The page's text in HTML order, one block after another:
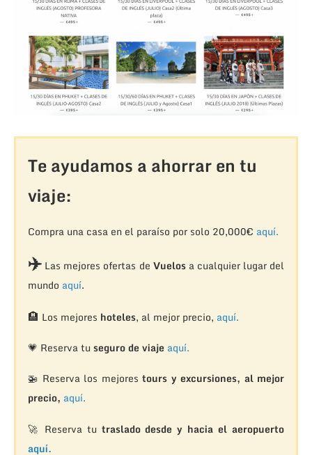
Te ayudamos a ahorrar en tu
viaje:
Compra una casa en el paraíso por solo 20,000€ aquí.
✈️Las mejores ofertas de Vuelosa cualquier lugar del
mundo aquí.
🏨 Los mejores hoteles, al mejor precio, aquí.
💗 Reserva tu seguro de viaje aquí.
🚁 Reserva los mejorestours y excursiones, al mejor
precio, aquí.
🚀 Reserva tu traslado desde y hacia el aeropuerto
aquí.